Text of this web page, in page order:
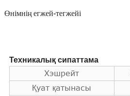
Өнімнің егжей-тегжейі
Техникалық сипаттама
Хэшрейт
Қуат қатынасы